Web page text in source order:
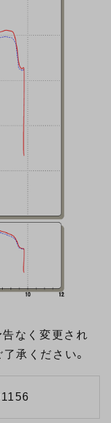
告なく変更され
承ください。